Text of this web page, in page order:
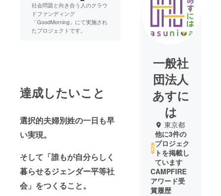
社会問題と向き合う人のクラウ
ドファンディング
「GoodMorning」にて実施され
たプロジェクトです。
達成したいこと
選択的夫婦別姓の一日も早
い実現。
そして「誰もが自分らしく
暮らせるジェンダー平等社
会」をつくること。
一般社
団法人
あすに
は
東京都
他に3件の
プロジェク
トを掲載し
ています
CAMPFIRE
アワード受
賞履歴